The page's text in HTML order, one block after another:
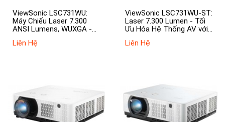
ViewSonic LSC731WU:
Máy Chiếu Laser 7.300
ANSI Lumens, WUXGA -
Tối Ưu Cho MTR 21:9 và
Liên Hệ
ViewSonic LSC731WU-ST:
Laser 7.300 Lumen - Tối
Ưu Hóa Hệ Thống AV với
Liên Hệ